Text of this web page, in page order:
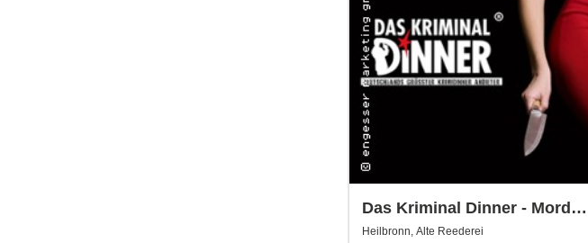
Das Kriminal Dinner - Mord
auf dem Atlantik
Heilbronn, Alte Reederei